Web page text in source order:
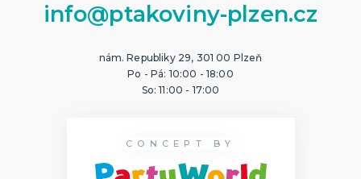
info@ptakoviny-plzen.cz
nám. Republiky 29, 301 00 Plzeň
Po - Pá: 10:00 - 18:00
So: 11:00 - 17:00
CONCEPT BY